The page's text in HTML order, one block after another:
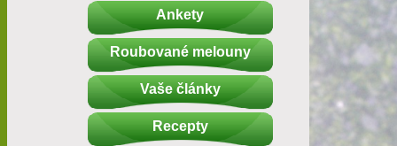
Ankety
Roubované melouny
Vaše články
Recepty